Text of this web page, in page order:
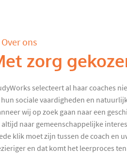
Over ons
zorg
selecteert al haar coaches
sociale vaardigheden en
wij op zoek gaan naar een
naar gemeenschappelijke
klik moet zijn tussen de coach en
en dat komt het leerproces